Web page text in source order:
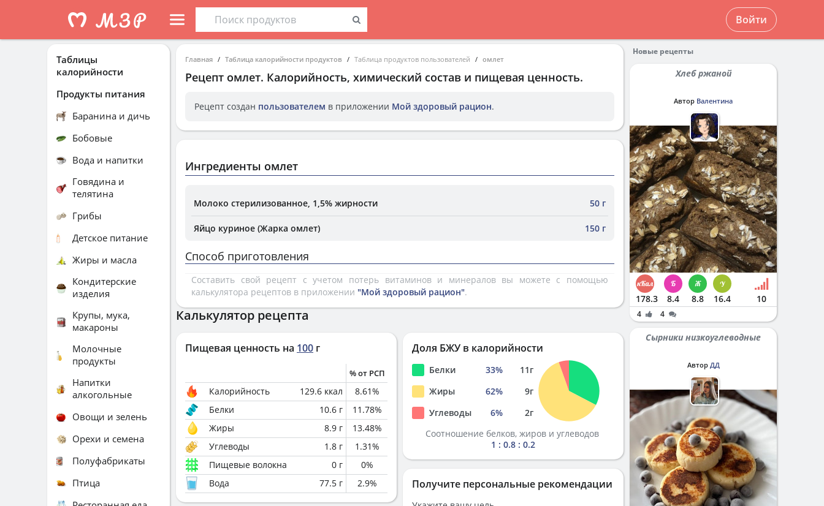
Войти
Главная Таблица калорийности продуктов Таблица продуктов пользователей омлет
Рецепт омлет. Калорийность, химический состав и пищевая ценность.
Рецепт создан пользователем в приложении Мой здоровый рацион.
Ингредиенты омлет
Молоко стерилизованное, 1,5% жирности 50 г
Яйцо куриное (Жарка омлет) 150 г
Способ приготовления
Составить свой рецепт с учетом потерь витаминов и минералов вы можете с помощью
калькулятора рецептов в приложении "Мой здоровый рацион".
Калькулятор рецепта
Пищевая ценность на 100 г
% от РСП
Калорийность 129.6 ккал 8.61%
Белки
10.6 г 11.78%
Жиры
8.9 г 13.48%
Углеводы
1.8 г 1.31%
Пищевые волокна
0 г 0%
Вода
77.5 г 2.9%
Доля БЖУ в калорийности
Белки 33% 11г
Жиры
62% 9г
Углеводы
6% 2г
Соотношение белков, жиров и углеводов
1 : 0.8 : 0.2
Получите персональные рекомендации
Таблицы
калорийности
Продукты питания
Баранина и дичь
Бобовые
Вода и напитки
Говядина и
телятина
Грибы
Детское питание
Жиры и масла
Кондитерские
изделия
Крупы, мука,
макароны
Молочные
продукты
Напитки
алкогольные
Овощи и зелень
Орехи и семена
Полуфабрикаты
Птица
Новые рецепты
Хлеб ржаной
Автор Валентина
178.3 8.4 8.8 16.4 10
4 4
Сырники низкоуглеводные
Автор ДД